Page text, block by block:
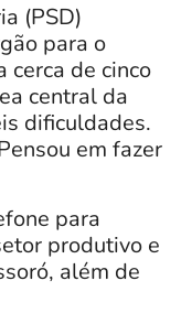
(PSD)
para o
cerca de cinco
central da
dificuldades.
em fazer
para
produtivo e
além de